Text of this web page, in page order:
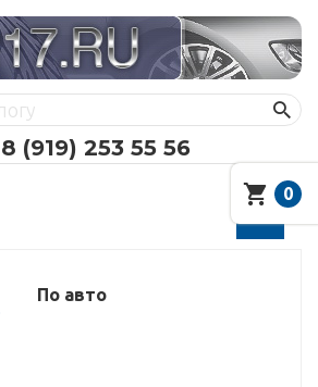
8 (919) 253 55 56
По авто
0